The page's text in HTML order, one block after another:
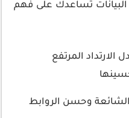
تساعدك على فهم
المرتفع
وحسن الروابط